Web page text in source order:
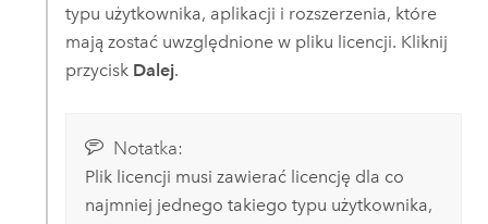
typu użytkownika, aplikacji i rozszerzenia, które
mają zostać uwzględnione w pliku licencji. Kliknij
przycisk Dalej.
Notatka:
Plik licencji musi zawierać licencję dla co
najmniej jednego takiego typu użytkownika,